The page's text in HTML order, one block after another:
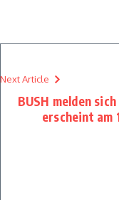
Next Article
BUSH melden
erscheint am